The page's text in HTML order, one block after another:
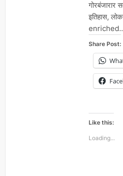
गोरबंजारार
इतिहास,
Share Post:
Like this:
Loading...